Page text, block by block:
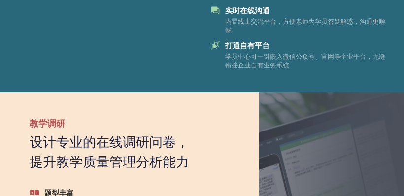
实时在线沟通
内置线上交流平台，方便老师为学员答疑解惑，沟通更顺
畅
打通自有平台
学员中心可一键嵌入微信公众号、官网等企业平台，无缝
衔接企业自有业务系统
教学调研
设计专业的在线调研问卷，
提升教学质量管理分析能力
题型丰富